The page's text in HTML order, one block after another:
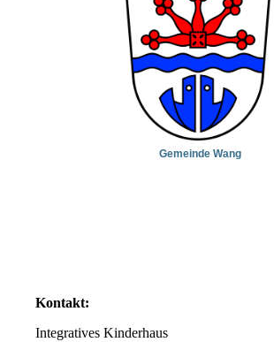
Gemeinde Wang
Kontakt:
Integratives Kinderhaus